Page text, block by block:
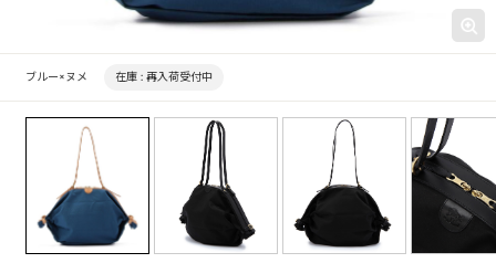
ブルー×ヌメ 在庫 : 再入荷受付中